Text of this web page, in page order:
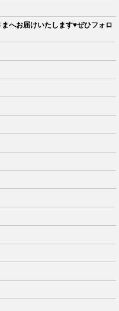
へお届けいたします♥ぜひフォロ